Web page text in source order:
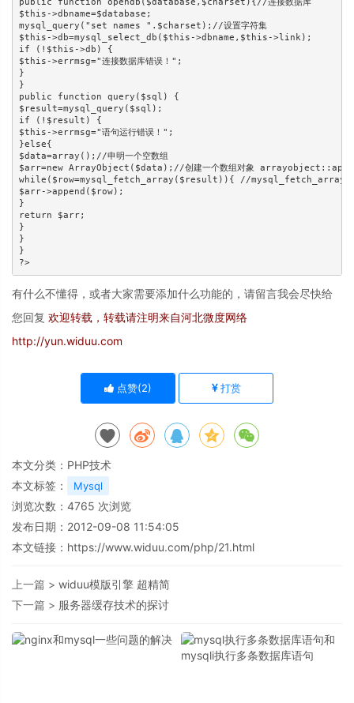
$this->dbname=$database;
mysql_query("set names ".$charset);//设置字符集
$this->db=mysql_select_db($this->dbname,$this->link);
if (!$this->db) {
$this->errmsg="连接数据库错误！";
}
}
public function query($sql) {
$result=mysql_query($sql);
if (!$result) {
$this->errmsg="语句运行错误！";
}else{
$data=array();//申明一个空数组
$arr=new ArrayObject($data);//创建一个数组对象 arrayobject::append
while($row=mysql_fetch_array($result)){ //mysql_fetch_array()从
$arr->append($row);
}
return $arr;
}
}
}
有什么不懂得，或者大家需要添加什么功能的，请留言我会尽快给
您回复 欢迎转载，转载请注明来自河北微度网络
http://yun.widuu.com
点赞(2) 打赏
本文分类： PHP技术
本文标签：
Mysql
浏览次数： 4765 次浏览
发布日期：2012-09-08 11:54:05
本文链接： https://www.widuu.com/php/21.html
上一篇 > widuu模版引擎 超精简
下一篇 > 服务器缓存技术的探讨